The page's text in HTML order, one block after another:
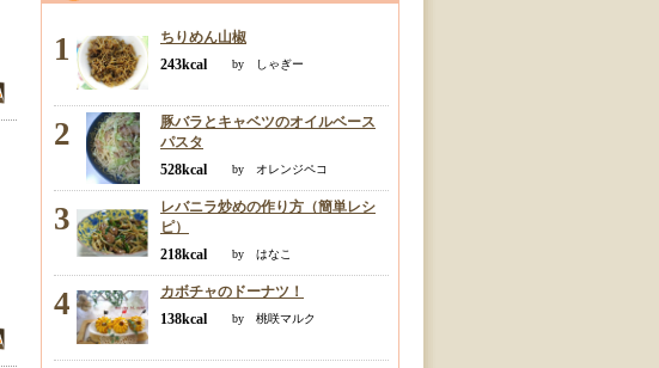
1
ちりめん山椒
243kcal
by しゃぎー
2
豚バラとキャベツのオイルベース
パスタ
528kcal
by オレンジペコ
3
レバニラ炒めの作り方（簡単レシ
ピ）
218kcal
by はなこ
4
カボチャのドーナツ！
138kcal
by 桃咲マルク